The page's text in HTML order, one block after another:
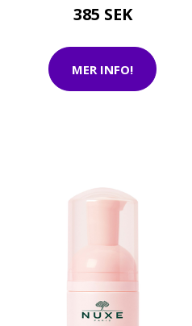
385 SEK
MER INFO!